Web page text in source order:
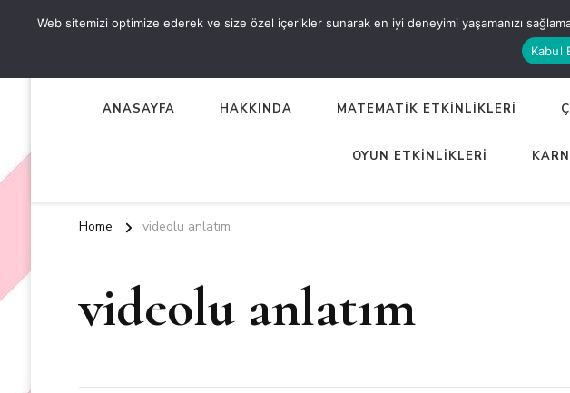
OKUL ÖNCESİ ETKİNLİKLER
ANASAYFA HAKKINDA MATEMATİK ETKİNLİKLERİ
OYUN ETKİNLİKLERİ
Home videolu anlatım
videolu anlatım
Web sitemizi optimize ederek ve size özel içerikler sunarak en iyi deneyimi yaşamanızı
Kabul